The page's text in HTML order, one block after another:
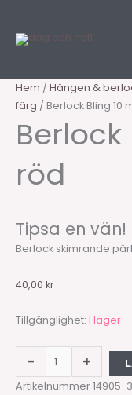
innehåll
Hem / Hängen &
färg / Berlock Bling 10
Berlock
röd
Tipsa en vän!
Berlock skimrande
40,00 kr
Tillgänglighet: I lager
-
10
röd
mängd
+
Artikelnummer14905-